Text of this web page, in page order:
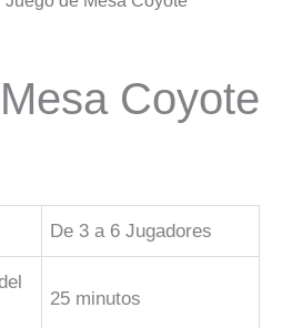
Coyote
De 3 a 6 Jugadores
25 minutos